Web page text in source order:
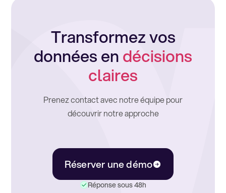
Transformez vos
données endécisions
claires
Prenez contact avec notre équipe pour
découvrir notre approche
Réserver une démo
Réponse sous 48h